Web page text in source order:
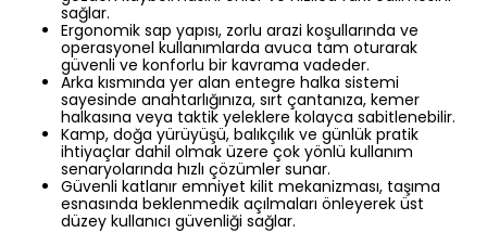
sağlar.
Ergonomik sap yapısı, zorlu arazi koşullarında ve
operasyonel kullanımlarda avuca tam oturarak
güvenli ve konforlu bir kavrama vadeder.
Arka kısmında yer alan entegre halka sistemi
sayesinde anahtarlığınıza, sırt çantanıza, kemer
halkasına veya taktik yeleklere kolayca sabitlenebilir.
Kamp, doğa yürüyüşü, balıkçılık ve günlük pratik
ihtiyaçlar dahil olmak üzere çok yönlü kullanım
senaryolarında hızlı çözümler sunar.
Güvenli katlanır emniyet kilit mekanizması, taşıma
esnasında beklenmedik açılmaları önleyerek üst
düzey kullanıcı güvenliği sağlar.